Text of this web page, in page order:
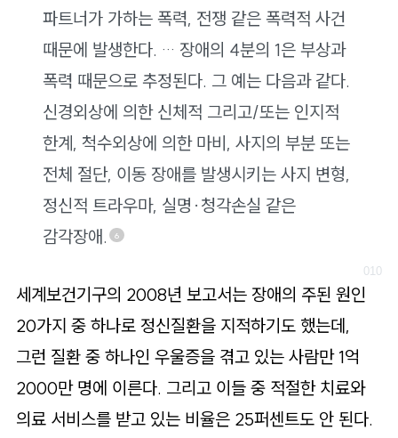
파트너가 가하는 폭력, 전쟁 같은 폭력적 사건
때문에 발생한다. … 장애의 4분의 1은 부상과
폭력 때문으로 추정된다. 그 예는 다음과 같다.
신경외상에 의한 신체적 그리고/또는 인지적
한계, 척수외상에 의한 마비, 사지의 부분 또는
전체 절단, 이동 장애를 발생시키는 사지 변형,
정신적 트라우마, 실명·청각손실 같은
감각장애.
6
세계보건기구의 2008년 보고서는 장애의 주된 원인
20가지 중 하나로 정신질환을 지적하기도 했는데,
그런 질환 중 하나인 우울증을 겪고 있는 사람만 1억
2000만 명에 이른다. 그리고 이들 중 적절한 치료와
의료 서비스를 받고 있는 비율은 25퍼센트도 안 된다.